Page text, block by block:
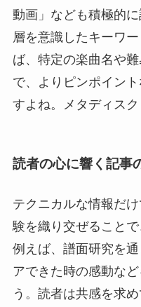
動画」なども積極的
層を意識したキーワ
ば、特定の楽曲名や
で、よりピンポイン
すよね。メタディス
読者の心に響く記事
テクニカルな情報だ
験を織り交ぜることで
例えば、譜面研究を
アできた時の感動な
う。読者は共感を求め